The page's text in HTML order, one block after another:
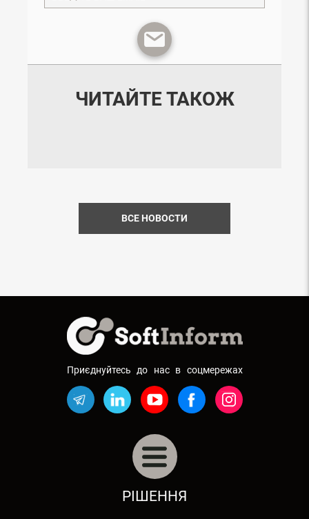
ЧИТАЙТЕ ТАКОЖ
ВСЕ НОВОСТИ
Приєднуйтесь до нас в соцмережах
АВТОБІЗНЕС: АВТОСАЛОНИ, СТО
РІШЕННЯ